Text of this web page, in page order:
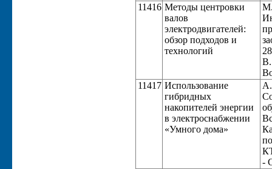
11416 Методы центровки
валов
электродвигателей:
обзор подходов и
технологий
11417 Использование
гибридных
накопителей энергии
в электроснабжении
«Умного дома»
-